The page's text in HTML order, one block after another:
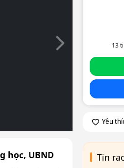
Slide tiếp theo
học, UBND
13
Yêu
Tin